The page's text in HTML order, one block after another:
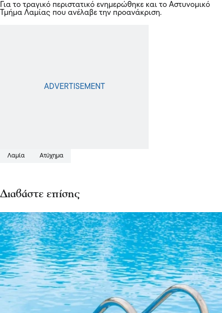
Για το τραγικό περιστατικό ενημερώθηκε και το Αστυνομικό
Τμήμα Λαμίας που ανέλαβε την προανάκριση.
Λαμία Ατύχημα
Διαβάστε επίσης